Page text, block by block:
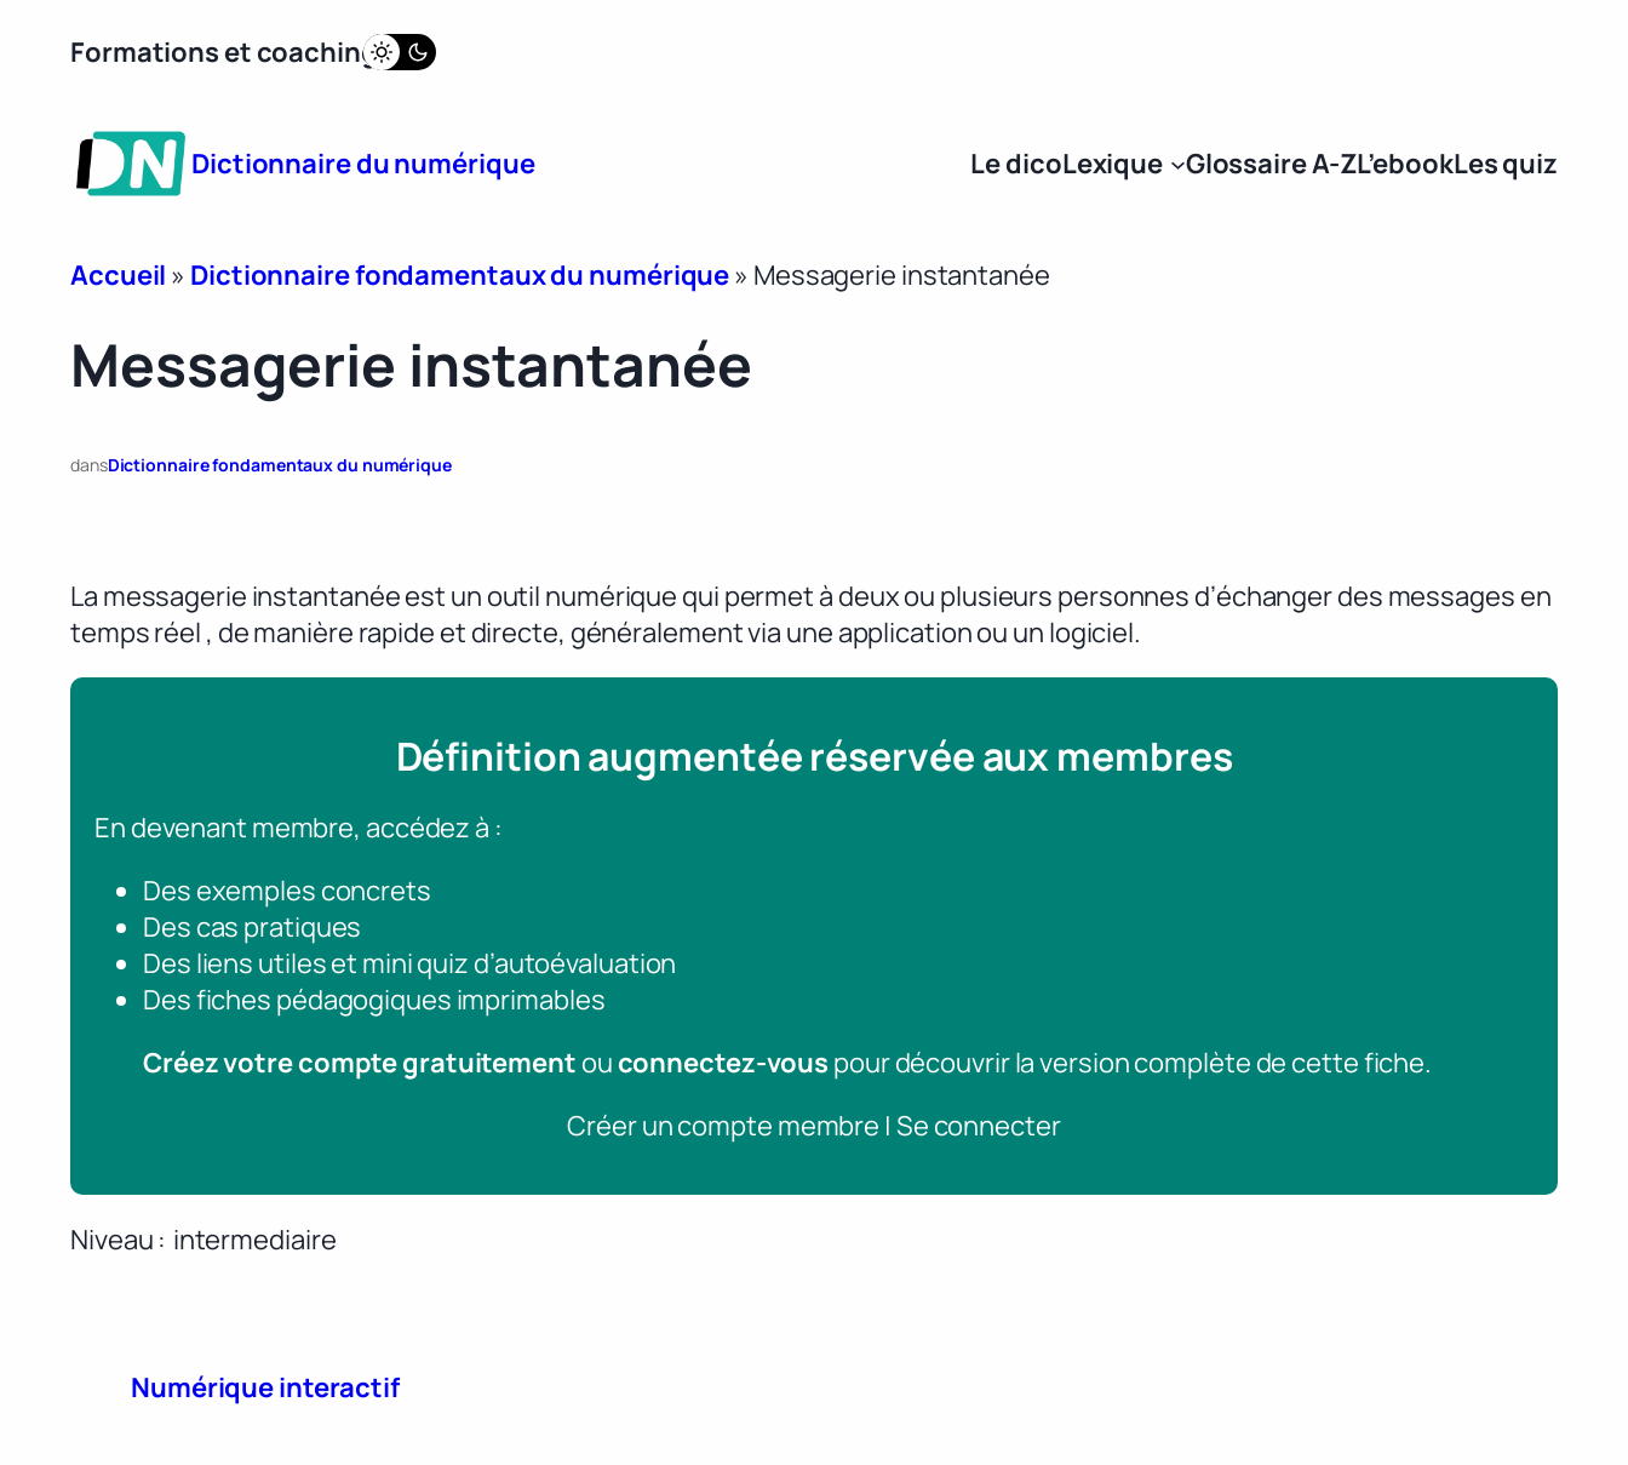
Formations et coaching
Dictionnaire du numérique Le dicoLexique Glossaire A-ZL’ebookLes quiz
Accueil » Dictionnaire fondamentaux du numérique» Messagerie instantanée
Messagerie instantanée
dansDictionnaire fondamentaux du numérique
La messagerie instantanée est un outil numérique qui permet à deux ou plusieurs personnes d’échanger des messages en
temps réel , de manière rapide et directe, généralement via une application ou un logiciel.
Définition augmentée réservée aux membres
En devenant membre, accédez à :
Des exemples concrets
Des cas pratiques
Des liens utiles et mini quiz d’autoévaluation
Des fiches pédagogiques imprimables
Créez votre compte gratuitement ou connectez-vous pour découvrir la version complète de cette fiche.
Créer un compte membre | Se connecter
Niveau intermediaire
Numérique interactif